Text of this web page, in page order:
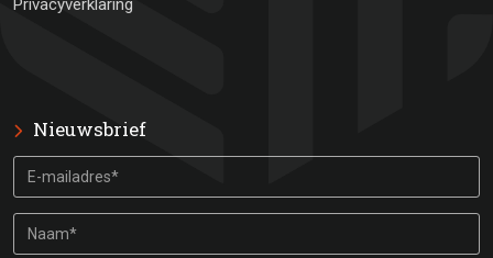
Privacyverklaring
 Nieuwsbrief